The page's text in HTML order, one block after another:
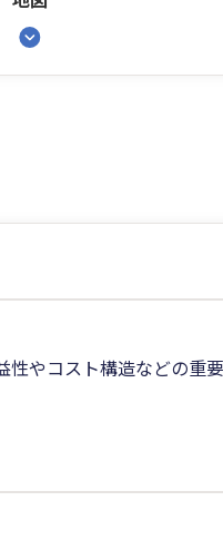
性やコスト構造などの重要